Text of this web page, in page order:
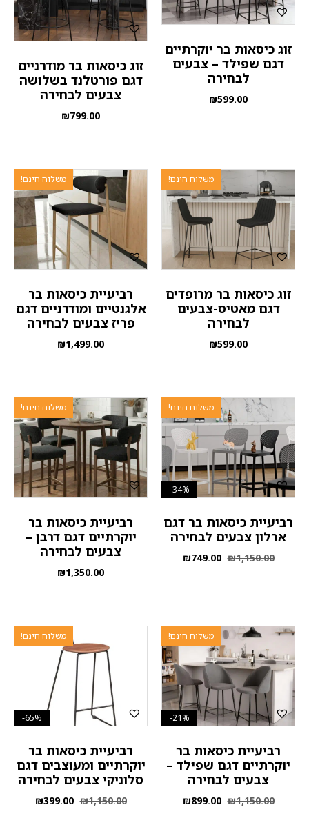
זוג כיסאות בר יוקרתיים
דגם שפילד – צבעים
לבחירה
₪599.00
זוג כיסאות בר מודרניים
דגם פורטלנד בשלושה
צבעים לבחירה
₪799.00
משלוח חינם!
זוג כיסאות בר מרופדים
דגם מאטיס-צבעים
לבחירה
₪599.00
משלוח חינם!
רביעיית כיסאות בר
אלגנטיים ומודרניים דגם
פריז צבעים לבחירה
₪1,499.00
משלוח חינם!
34%-
רביעיית כיסאות בר דגם
ארלון צבעים לבחירה
₪1,150.00
₪749.00
משלוח חינם!
רביעיית כיסאות בר
יוקרתיים דגם דרבן –
צבעים לבחירה
₪1,350.00
משלוח חינם!
21%-
רביעיית כיסאות בר
יוקרתיים דגם שפילד –
צבעים לבחירה
₪1,150.00
₪899.00
משלוח חינם!
65%-
רביעיית כיסאות בר
יוקרתיים ומעוצבים דגם
סלוניקי צבעים לבחירה
₪1,150.00
₪399.00